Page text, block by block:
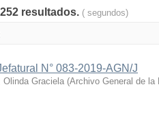
resultados. ( segundos)
N° 083-2019-AGN/J
Olinda Graciela (Archivo General de la